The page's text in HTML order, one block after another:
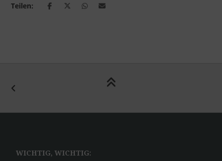
Teilen:
WICHTIG, WICHTIG: